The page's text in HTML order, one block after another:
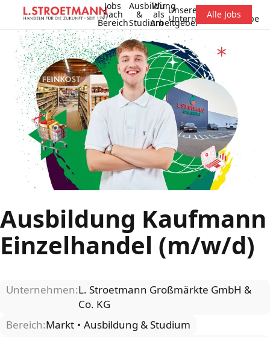
Jobs
nach
Bereich
Ausbildung
&
Studium
Wir
als
Arbeitgeber
Unsere
Unternehmensgruppe
Alle Jobs
Ausbildung Kaufmann
Einzelhandel (m/w/d)
Unternehmen:L. Stroetmann Großmärkte GmbH &
Co. KG
Bereich:Markt
Ausbildung & Studium